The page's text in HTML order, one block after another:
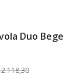
Duo Bege
2.118,30